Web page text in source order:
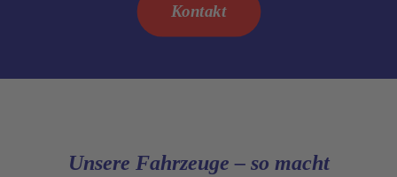
Kontakt
Unsere Fahrzeuge – so macht